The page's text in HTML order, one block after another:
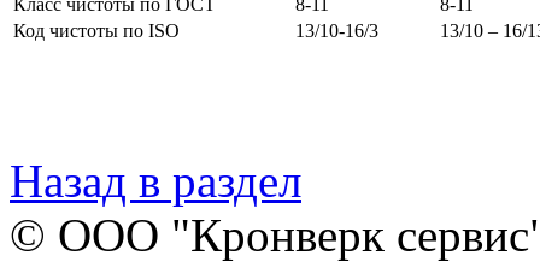
Код чистоты по ISO
13/10-16/3 13/10 – 16/
Назад в раздел
© ООО "Кронверк